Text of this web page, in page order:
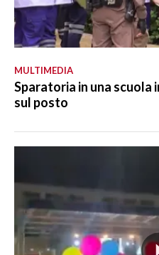
MULTIMEDIA
Sparatoria in una scuola
sul posto